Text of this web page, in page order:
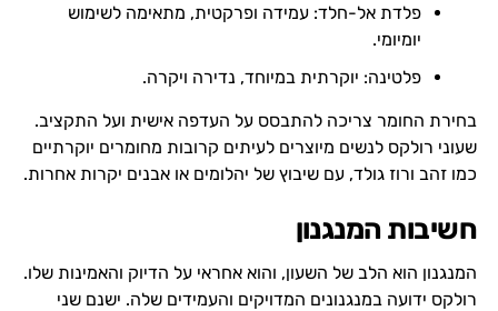
פלדת אל-חלד: עמידה ופרקטית, מתאימה לשימוש
יומיומי.
פלטינה: יוקרתית במיוחד, נדירה ויקרה.
בחירת החומר צריכה להתבסס על העדפה אישית ועל התקציב.
שעוני רולקס לנשים מיוצרים לעיתים קרובות מחומרים יוקרתיים
כמו זהב ורוז גולד, עם שיבוץ של יהלומים או אבנים יקרות אחרות.
חשיבות המנגנון
המנגנון הוא הלב של השעון, והוא אחראי על הדיוק והאמינות שלו.
רולקס ידועה במנגנונים המדויקים והעמידים שלה. ישנם שני